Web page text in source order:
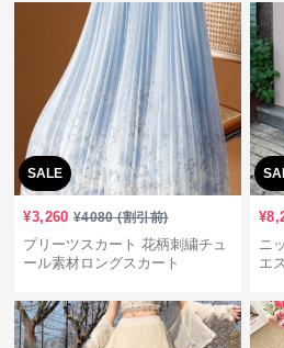
SALE
¥3,260 ¥4080(割引前)
プリーツスカート 花柄刺繍チュ
ール素材ロングスカート
¥
ニ
エ